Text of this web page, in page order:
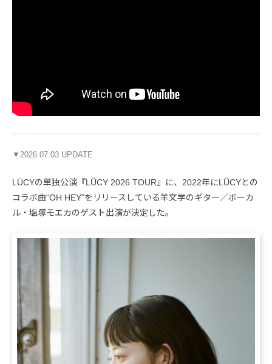
▼2026.07.03 UPDATE
LÜCYの単独公演『LÜCY 2026 TOUR』に、2022年にLÜCYとの
コラボ曲“OH HEY”をリリースしている羊文学のギター／ボーカ
ル・塩塚モエカのゲスト出演が決定した。